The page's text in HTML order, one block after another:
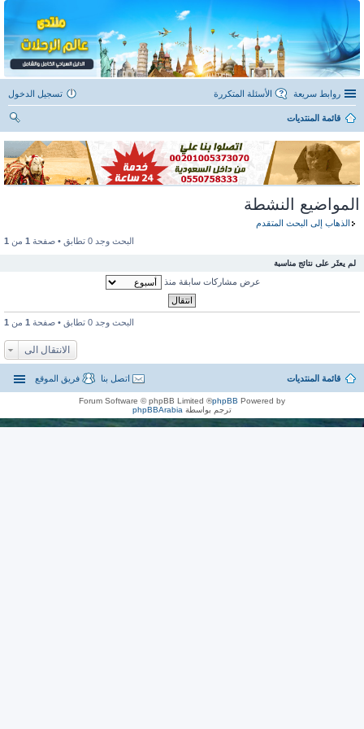
روابط سريعة الأسئلة المتكررة تسجيل الدخول
قائمة المنتديات
ث
المواضيع النشطة
الذهاب إلى البحث المتقدم
البحث وجد 0 تطابق • صفحة
1 من 1
لم يعثَر على نتائج مناسبة
عرض مشاركات سابقة منذ
البحث وجد 0 تطابق • صفحة 1 من 1
الانتقال الى
قائمة المنتديات فريق الموقع اتصل بنا
Powered by
phpBB
® Forum Software © phpBB Limited
ترجم بواسطة phpBBArabia